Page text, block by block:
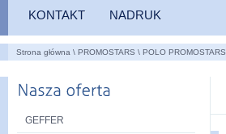
KONTAKT NADRUK
Strona główna \ PROMOSTARS \ POLO PROMOSTARS
GEFFER